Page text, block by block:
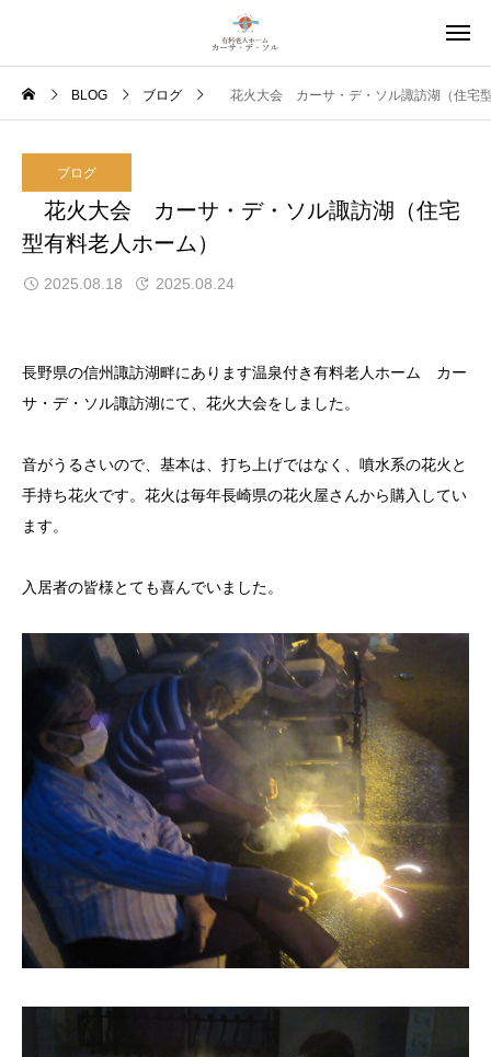
BLOG ブログ 花火大会 カーサ・デ・ソル諏訪湖（住宅
ブログ
花火大会 カーサ・デ・ソル諏訪湖（住宅
型有料老人ホーム）
2025.08.18 2025.08.24
長野県の信州諏訪湖畔にあります温泉付き有料老人ホーム カー
サ・デ・ソル諏訪湖にて、花火大会をしました。
音がうるさいので、基本は、打ち上げではなく、噴水系の花火と
手持ち花火です。花火は毎年長崎県の花火屋さんから購入してい
ます。
入居者の皆様とても喜んでいました。